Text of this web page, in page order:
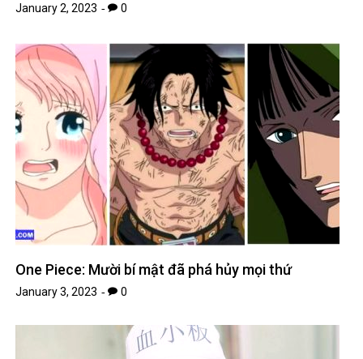
January 2, 2023 0
One Piece: Mười bí mật đã phá hủy mọi thứ
January 3, 2023 0